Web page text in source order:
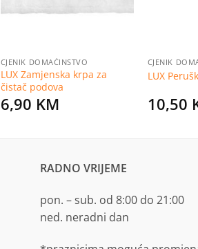
CJENIK DOMAĆINSTVO
LUX Zamjenska krpa za
čistač podova
6,90 KM
CJENIK
LUX
10,50
RADNO VRIJEME
pon. – sub. od 8:00 do 21:00
ned. neradni dan